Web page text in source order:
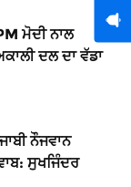
ਮੋਦੀ ਨਾਲ
ਦਲ ਦਾ ਵੱਡਾ
ਨੌਜਵਾਨ
ਸੁਖਜਿੰਦਰ